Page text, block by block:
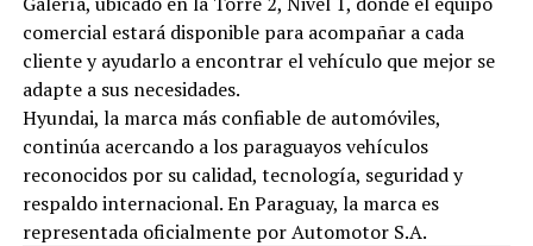
comercial estará disponible para acompañar a cada
cliente y ayudarlo a encontrar el vehículo que mejor se
adapte a sus necesidades.
Hyundai, la marca más confiable de automóviles,
continúa acercando a los paraguayos vehículos
reconocidos por su calidad, tecnología, seguridad y
respaldo internacional. En Paraguay, la marca es
representada oficialmente por Automotor S.A.